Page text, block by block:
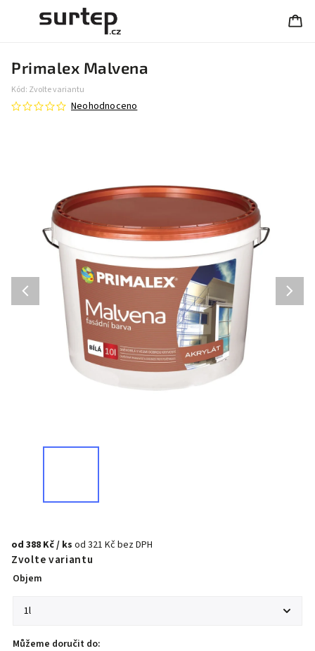
Primalex Malvena
Kód: Zvolte variantu
Neohodnoceno
od 388 Kč/ ks od 321 Kčbez DPH
Zvolte variantu
Objem
Můžeme doručit do: